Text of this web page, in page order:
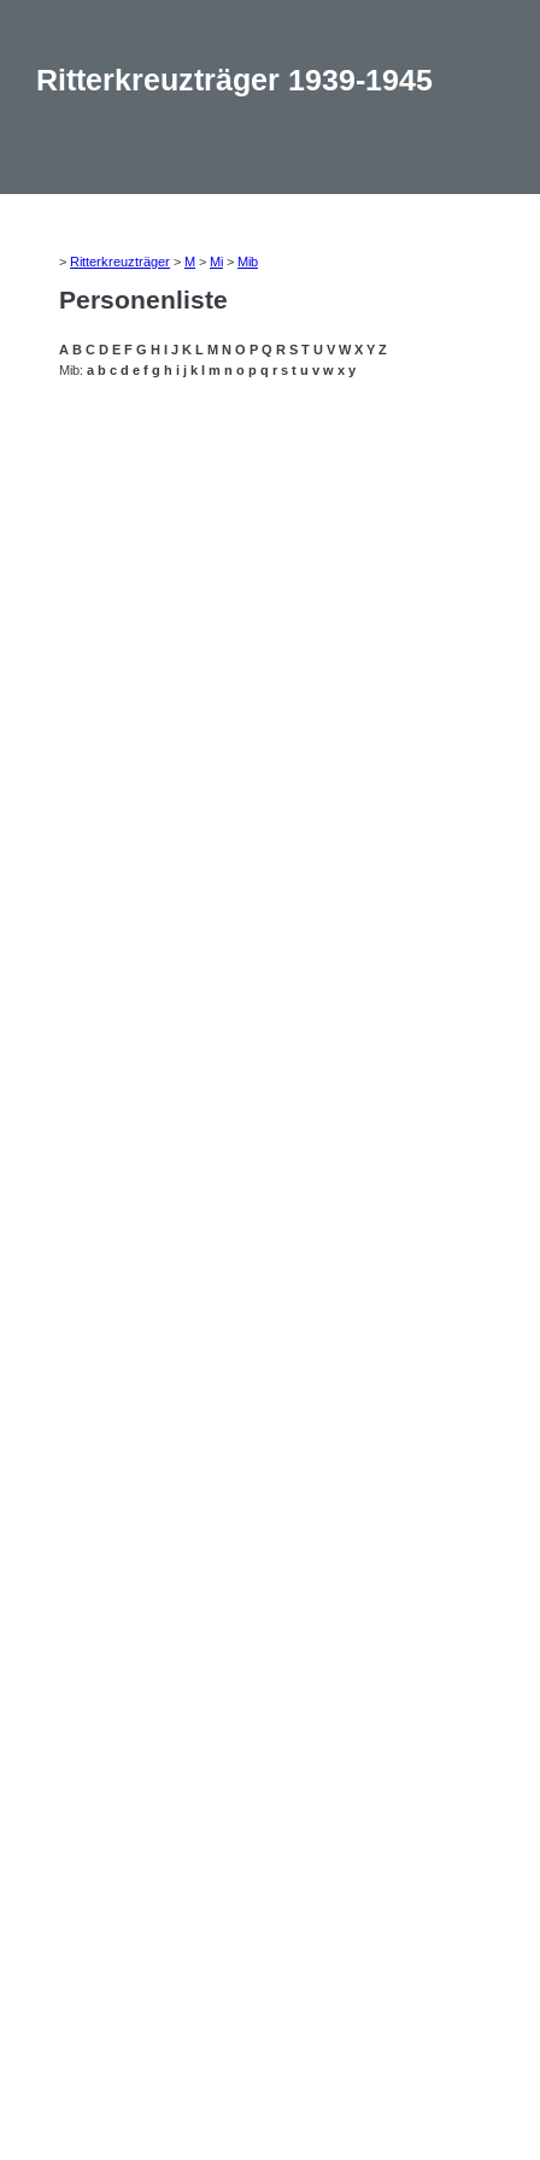
Ritterkreuzträger 1939-1945
> Ritterkreuzträger > M > Mi > Mib
Personenliste
A B C D E F G H I J K L M N O P Q R S T U V W X Y Z
Mib: a b c d e f g h i j k l m n o p q r s t u v w x y